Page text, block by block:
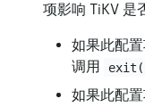
项影响 TiKV 是
如果此配
调用
如果此配